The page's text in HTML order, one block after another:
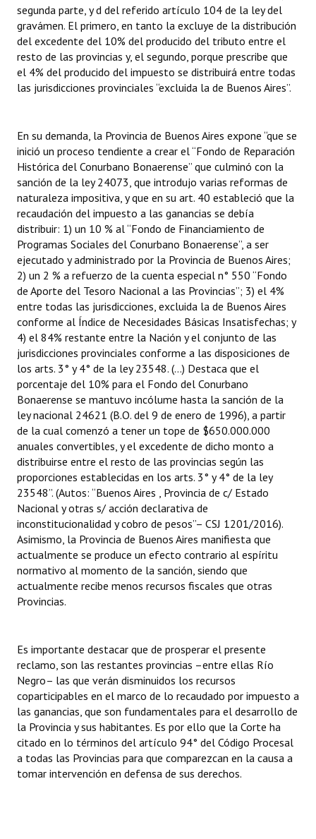
Datos Históricos
Premio al Mérito - Registro
Audiencias Públicas - Registro
Periodistas Decanos - Registro
Ciudadano Ilustre - Registro
Banca del Vecino - Registro
Huéspedes de Honor - Registro
Antiguos Pobladores - Registro
Reconocimientos - Registro
Bariloche, Municipio intercultural
Entrega de distinciones
REFORMA DE LA CARTA ORGÁNICA
segunda parte, y d del referido artículo 104 de la ley del
gravámen. El primero, en tanto la excluye de la distribución
del excedente del 10% del producido del tributo entre el
resto de las provincias y, el segundo, porque prescribe que
el 4% del producido del impuesto se distribuirá entre todas
las jurisdicciones provinciales “excluida la de Buenos Aires”.
En su demanda, la Provincia de Buenos Aires expone “que se
inició un proceso tendiente a crear el “Fondo de Reparación
Histórica del Conurbano Bonaerense” que culminó con la
sanción de la ley 24073, que introdujo varias reformas de
naturaleza impositiva, y que en su art. 40 estableció que la
recaudación del impuesto a las ganancias se debía
distribuir: 1) un 10 % al “Fondo de Financiamiento de
Programas Sociales del Conurbano Bonaerense”, a ser
ejecutado y administrado por la Provincia de Buenos Aires;
2) un 2 % a refuerzo de la cuenta especial n° 550 “Fondo
de Aporte del Tesoro Nacional a las Provincias”; 3) el 4%
entre todas las jurisdicciones, excluida la de Buenos Aires
conforme al Índice de Necesidades Básicas Insatisfechas; y
4) el 84% restante entre la Nación y el conjunto de las
jurisdicciones provinciales conforme a las disposiciones de
los arts. 3° y 4° de la ley 23548. (…) Destaca que el
porcentaje del 10% para el Fondo del Conurbano
Bonaerense se mantuvo incólume hasta la sanción de la
ley nacional 24621 (B.O. del 9 de enero de 1996), a partir
de la cual comenzó a tener un tope de $650.000.000
anuales convertibles, y el excedente de dicho monto a
distribuirse entre el resto de las provincias según las
proporciones establecidas en los arts. 3° y 4° de la ley
23548”. (Autos: “Buenos Aires , Provincia de c/ Estado
Nacional y otras s/ acción declarativa de
inconstitucionalidad y cobro de pesos”– CSJ 1201/2016).
Asimismo, la Provincia de Buenos Aires manifiesta que
actualmente se produce un efecto contrario al espíritu
normativo al momento de la sanción, siendo que
actualmente recibe menos recursos fiscales que otras
Provincias.
Es importante destacar que de prosperar el presente
reclamo, son las restantes provincias –entre ellas Río
Negro– las que verán disminuidos los recursos
coparticipables en el marco de lo recaudado por impuesto a
las ganancias, que son fundamentales para el desarrollo de
la Provincia y sus habitantes. Es por ello que la Corte ha
citado en lo términos del artículo 94° del Código Procesal
a todas las Provincias para que comparezcan en la causa a
tomar intervención en defensa de sus derechos.